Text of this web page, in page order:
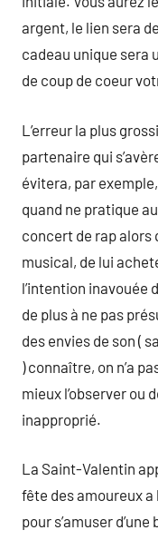
argent, le lien sera
cadeau unique sera
de coup de coeur
L’erreur la plus
partenaire qui
évitera, par
quand ne pratique
concert de rap alors
musical, de lui
l’intention
de plus à ne pas
des envies de son (
) connaître, on n’a
mieux l’observer ou
inapproprié.
La Saint-Valentin
fête des amoureux
pour s’amuser